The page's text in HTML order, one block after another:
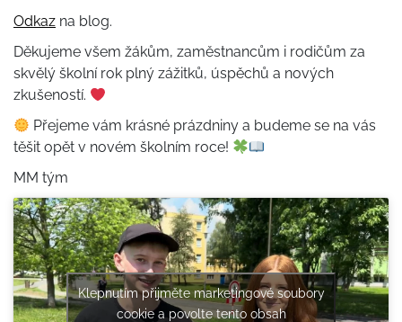
Odkaz na blog.
Děkujeme všem žákům, zaměstnancům i rodičům za
skvělý školní rok plný zážitků, úspěchů a nových
zkušeností.
Přejeme vám krásné prázdniny a budeme se na vás
těšit opět v novém školním roce!
MM tým
Klepnutím přijměte marketingové soubory
cookie a povolte tento obsah